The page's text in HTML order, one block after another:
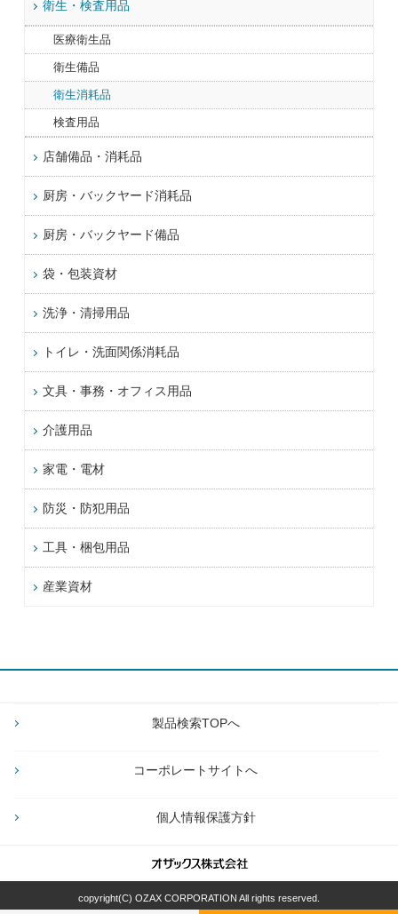
衛生・検査用品
医療衛生品
衛生備品
衛生消耗品
検査用品
店舗備品・消耗品
厨房・バックヤード消耗品
厨房・バックヤード備品
袋・包装資材
洗浄・清掃用品
トイレ・洗面関係消耗品
文具・事務・オフィス用品
介護用品
家電・電材
防災・防犯用品
工具・梱包用品
産業資材
製品検索TOPへ
コーポレートサイトへ
個人情報保護方針
copyright(C) OZAX CORPORATION All rights reserved.